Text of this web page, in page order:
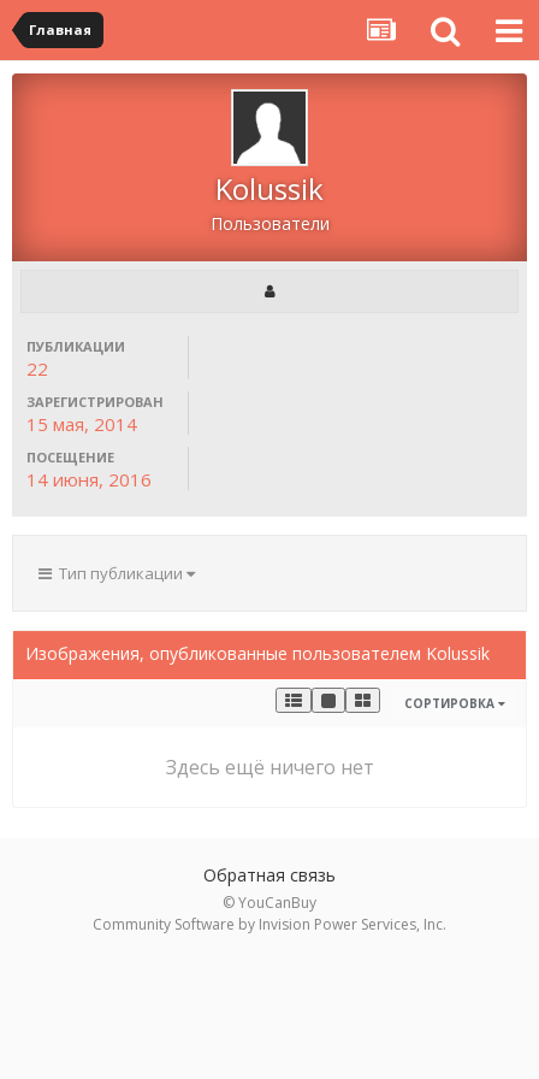
Главная
Kolussik
Пользователи
ПУБЛИКАЦИИ
22
ЗАРЕГИСТРИРОВАН
15 мая, 2014
ПОСЕЩЕНИЕ
14 июня, 2016
Тип публикации
Изображения, опубликованные пользователем Kolussik
СОРТИРОВКА
Здесь ещё ничего нет
Обратная связь
© YouCanBuy
Community Software by Invision Power Services, Inc.